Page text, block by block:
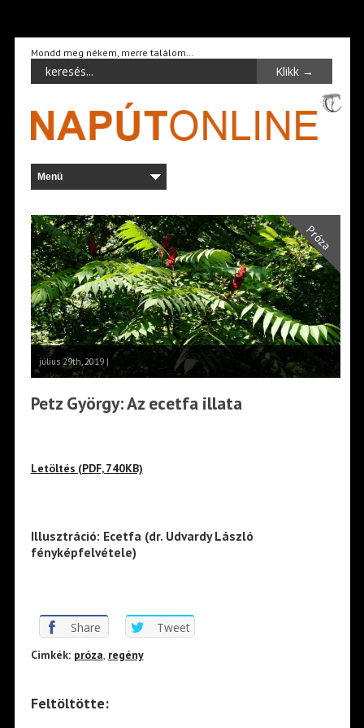
Mondd meg nékem, merre találom…
Próza
július 29th, 2019 |
Petz György: Az ecetfa illata
Letöltés (PDF, 740KB)
Illusztráció: Ecetfa (dr. Udvardy László
fényképfelvétele)
Share Tweet
Cimkék: próza, regény
Feltöltötte: